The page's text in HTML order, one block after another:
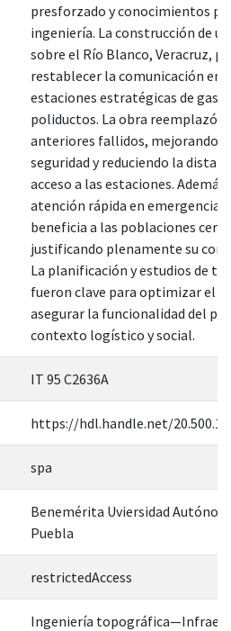
presforzado y conocimientos
ingeniería. La construcción de
sobre el Río Blanco, Veracruz,
restablecer la comunicación
estaciones estratégicas de
poliductos. La obra reemplazó
anteriores fallidos, mejorando
seguridad y reduciendo la
acceso a las estaciones.
atención rápida en emergencias
beneficia a las poblaciones
justificando plenamente su
La planificación y estudios de
fueron clave para optimizar el
asegurar la funcionalidad del
contexto logístico y social.
IT 95 C2636A
https://hdl.handle.net/
spa
Benemérita Uviersidad
Puebla
restrictedAccess
Ingeniería